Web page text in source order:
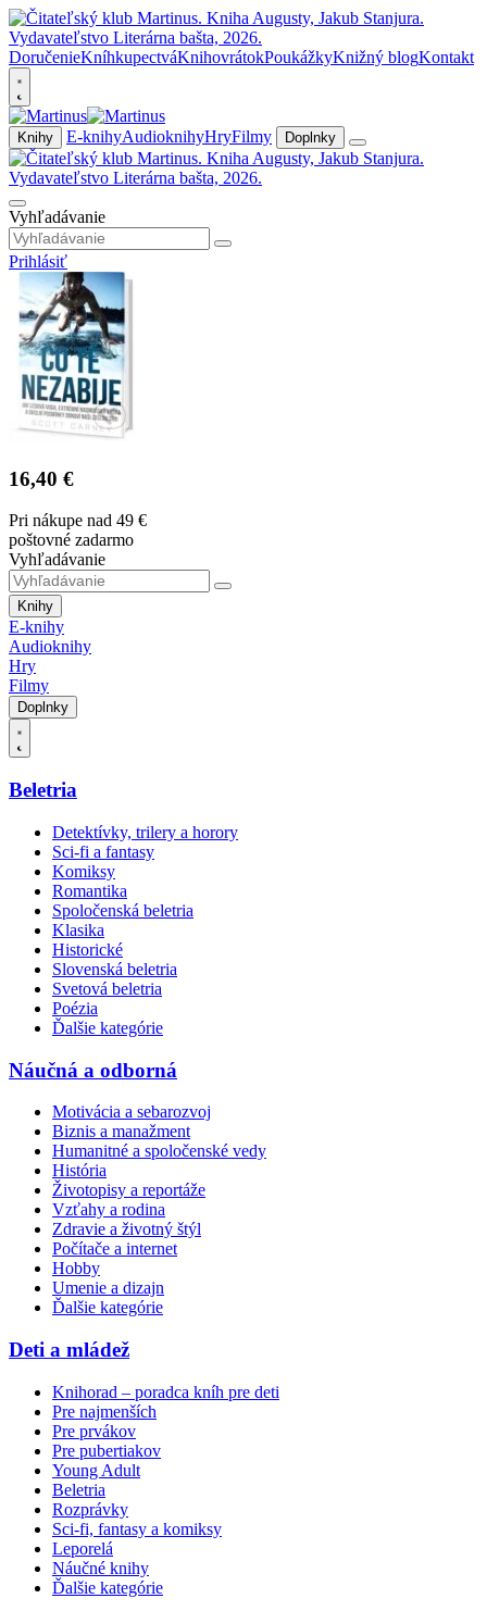
DoručenieKníhkupectváKnihovrátokPoukážkyKnižný blogKontakt
Knihy E-knihyAudioknihyHryFilmy Doplnky
Vyhľadávanie
Prihlásiť
16,40 €
Pri nákupe nad 49 €
poštovné zadarmo
Vyhľadávanie
Knihy
E-knihy
Audioknihy
Hry
Filmy
Doplnky
Beletria
Detektívky, trilery a horory
Sci-fi a fantasy
Komiksy
Romantika
Spoločenská beletria
Klasika
Historické
Slovenská beletria
Svetová beletria
Poézia
Ďalšie kategórie
Náučná a odborná
Motivácia a sebarozvoj
Biznis a manažment
Humanitné a spoločenské vedy
História
Životopisy a reportáže
Vzťahy a rodina
Zdravie a životný štýl
Počítače a internet
Hobby
Umenie a dizajn
Ďalšie kategórie
Deti a mládež
Knihorad – poradca kníh pre deti
Pre najmenších
Pre prvákov
Pre pubertiakov
Young Adult
Beletria
Rozprávky
Sci-fi, fantasy a komiksy
Leporelá
Náučné knihy
Ďalšie kategórie